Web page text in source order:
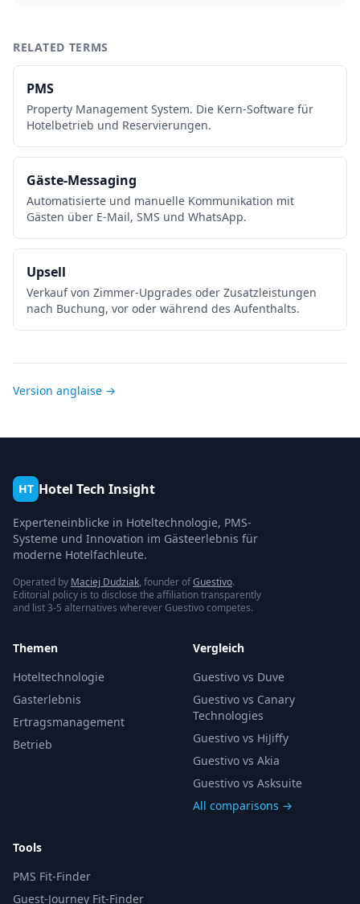
RELATED TERMS
PMS
Property Management System. Die Kern-Software für
Hotelbetrieb und Reservierungen.
Gäste-Messaging
Automatisierte und manuelle Kommunikation mit
Gästen über E-Mail, SMS und WhatsApp.
Upsell
Verkauf von Zimmer-Upgrades oder Zusatzleistungen
nach Buchung, vor oder während des Aufenthalts.
Version anglaise →
HT Hotel Tech Insight
Experteneinblicke in Hoteltechnologie, PMS-
Systeme und Innovation im Gästeerlebnis für
moderne Hotelfachleute.
Operated by Maciej Dudziak, founder ofGuestivo.
Editorial policy is to disclose the affiliation transparently
and list 3-5 alternatives wherever Guestivo competes.
Themen
Hoteltechnologie
Gasterlebnis
Ertragsmanagement
Betrieb
Vergleich
Guestivo vs Duve
Guestivo vs Canary
Technologies
Guestivo vs HiJiffy
Guestivo vs Akia
Guestivo vs Asksuite
All comparisons →
Tools
PMS Fit-Finder
Guest-Journey Fit-Finder